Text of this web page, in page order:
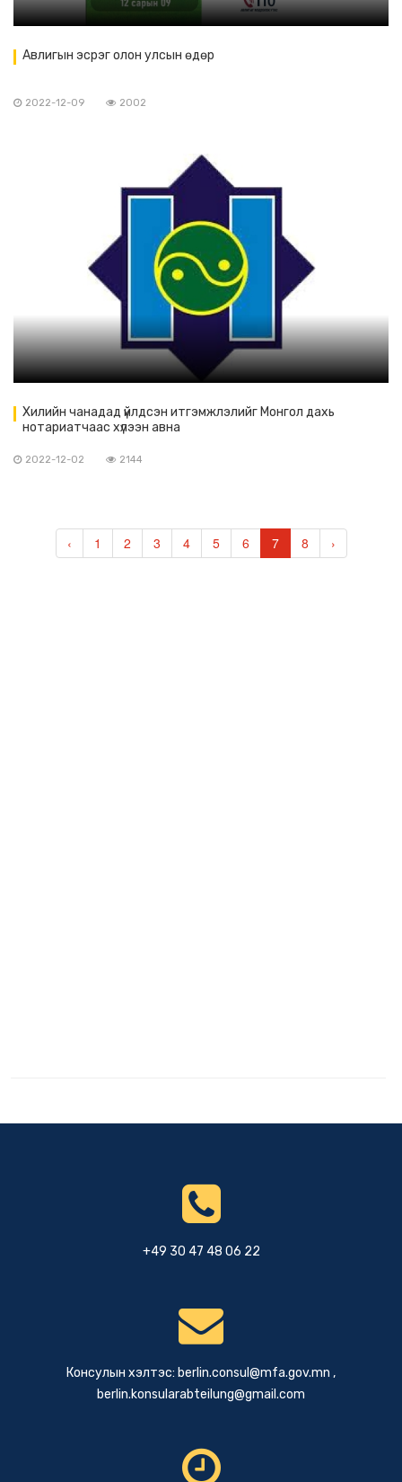
Авлигын эсрэг олон улсын өдөр
2022-12-09 2002
Хилийн чанадад үйлдсэн итгэмжлэлийг Монгол дахь
нотариатчаас хүлээн авна
2022-12-02 2144
‹ 1 2 3 4 5 6 7 8 ›
+49 30 47 48 06 22
Консулын хэлтэс: berlin.consul@mfa.gov.mn ,
berlin.konsularabteilung@gmail.com